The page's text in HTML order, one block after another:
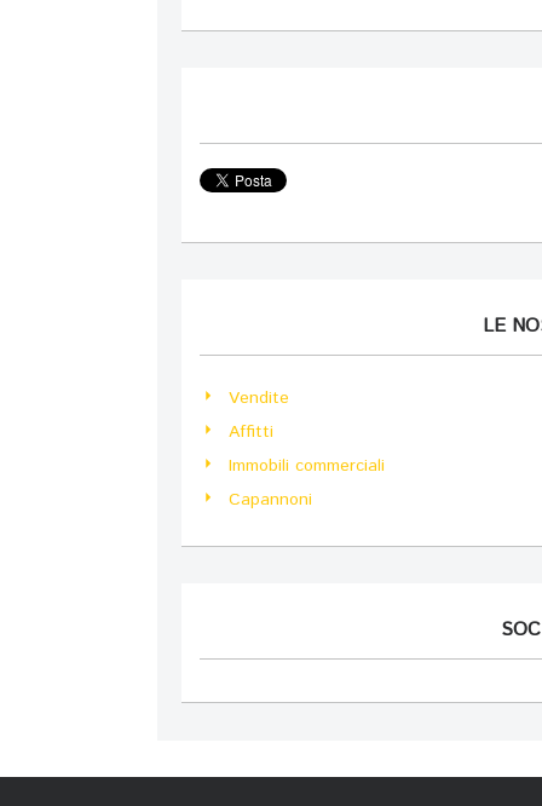
LE
Vendite
Affitti
Immobili commerciali
Capannoni